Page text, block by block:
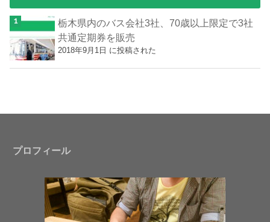
栃木県内のバス会社3社、70歳以上限定で3社
共通定期券を販売
2018年9月1日 に投稿された
プロフィール